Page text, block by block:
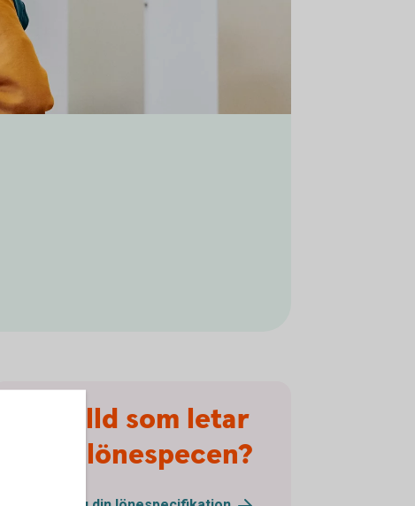
Anställd som letar
efter lönespecen?